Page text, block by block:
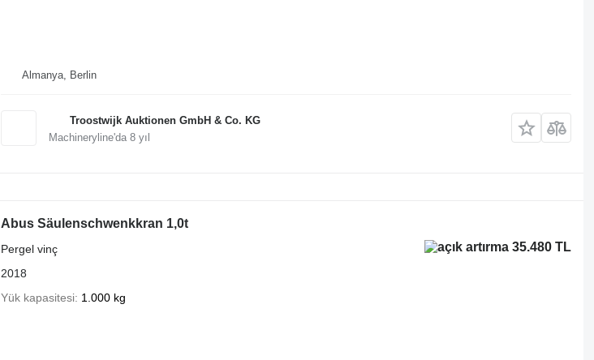
Almanya, Berlin
Troostwijk Auktionen GmbH & Co. KG
Machineryline'da 8yıl
Abus Säulenschwenkkran 1,0t
35.480 TL
Pergel vinç
2018
Yük kapasitesi 1.000 kg